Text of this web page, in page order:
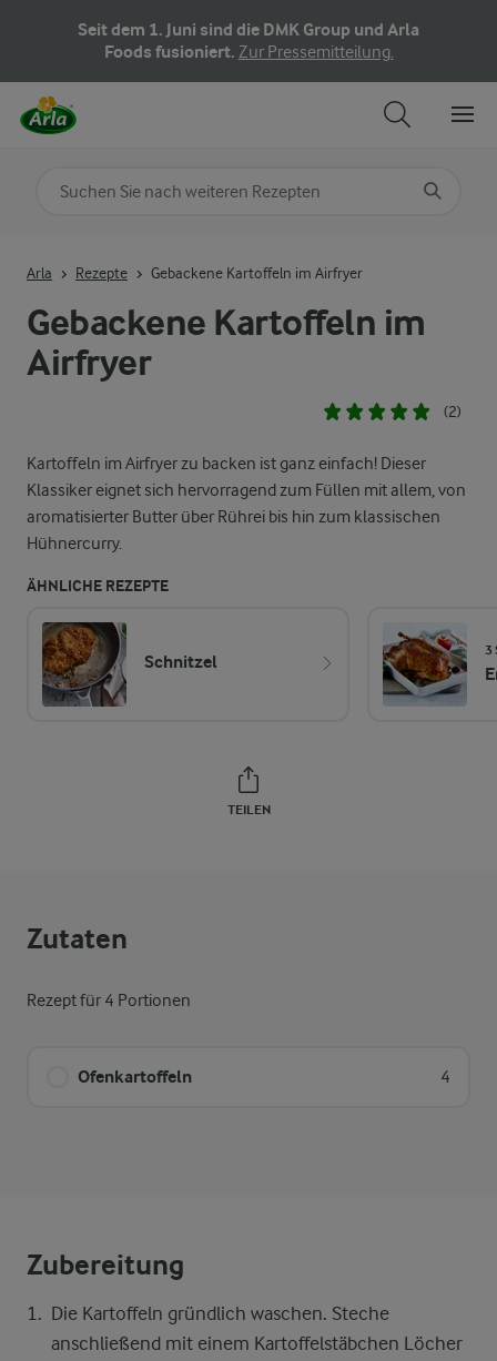
Seit dem 1. Juni sind die DMK Group und Arla
Foods fusioniert. Zur Pressemitteilung.
Gebackene Kartoffeln im
Airfryer
(2)
Kartoffeln im Airfryer zu backen ist ganz einfach! Dieser
Klassiker eignet sich hervorragend zum Füllen mit allem, von
aromatisierter Butter über Rührei bis hin zum klassischen
Hühnercurry.
ÄHNLICHE REZEPTE
Schnitzel
3
TEILEN
Arla Rezepte Gebackene Kartoffeln im Airfryer
Zutaten
Rezept für 4 Portionen
Ofenkartoffeln 4
Zubereitung
Die Kartoffeln gründlich waschen. Steche
anschließend mit einem Kartoffelstäbchen Löcher
Nach Kategorie suchen